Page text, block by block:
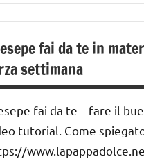
fai da te in
settimana
fai da te – fare il
tutorial. Come